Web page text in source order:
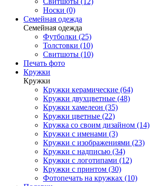
Носки (0)
Семейная одежда
Семейная одежда
Футболки (25)
Толстовки (10)
Свитшоты (10)
Печать фото
Кружки
Кружки
Кружки керамические (64)
Кружки двухцветные (48)
Кружки хамелеон (35)
Кружки цветные (22)
Кружка со своим дизайном (14)
Кружки с именами (3)
Кружки с изображениями (23)
Кружки с надписью (34)
Кружки с логотипами (12)
Кружки с принтом (30)
Фотопечать на кружках (10)